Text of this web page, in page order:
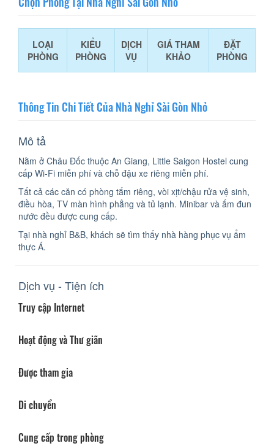
LOẠI
PHÒNG
KIỂU
PHÒNG
DỊCH
VỤ
GIÁ THAM
KHẢO
ĐẶT
PHÒNG
Thông Tin Chi Tiết Của Nhà Nghỉ Sài Gòn Nhỏ
Mô tả
Nằm ở Châu Đốc thuộc An Giang, Little Saigon Hostel cung
cấp Wi-Fi miễn phí và chỗ đậu xe riêng miễn phí.
Tất cả các căn có phòng tắm riêng, vòi xịt/chậu rửa vệ sinh,
điều hòa, TV màn hình phẳng và tủ lạnh. Minibar và ấm đun
nước đều được cung cấp.
Tại nhà nghỉ B&B, khách sẽ tìm thấy nhà hàng phục vụ ẩm
thực Á.
Dịch vụ - Tiện ích
Truy cập Internet
Hoạt động và Thư giãn
Được tham gia
Di chuyển
Cung cấp trong phòng